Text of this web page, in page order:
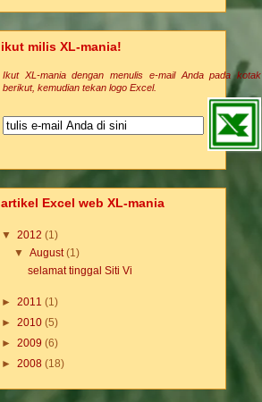
ikut milis XL-mania!
Ikut XL-mania dengan menulis e-mail Anda pada kotak
berikut, kemudian tekan logo Excel.
artikel Excel web XL-mania
▼ 2012 (1)
▼August(1)
selamat tinggal Siti Vi
► 2011 (1)
► 2010 (5)
► 2009 (6)
► 2008 (18)